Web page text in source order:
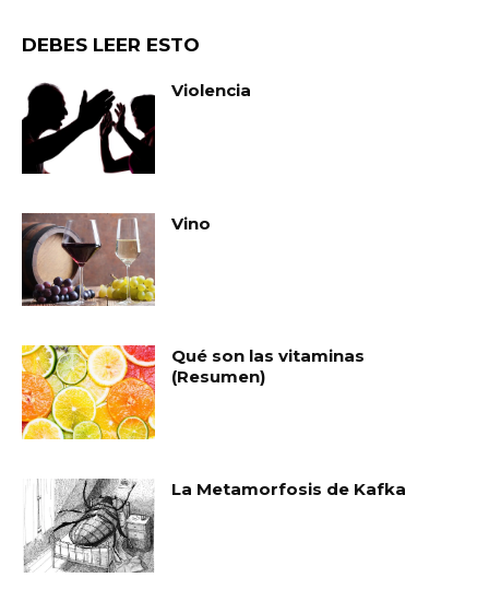
DEBES LEER ESTO
Violencia
Vino
Qué son las vitaminas
(Resumen)
La Metamorfosis de Kafka